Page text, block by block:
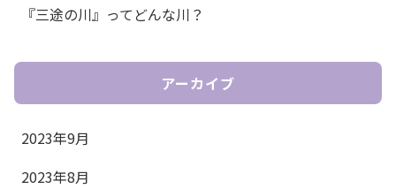
『三途の川』ってどんな川？
アーカイブ
2023年9月
2023年8月